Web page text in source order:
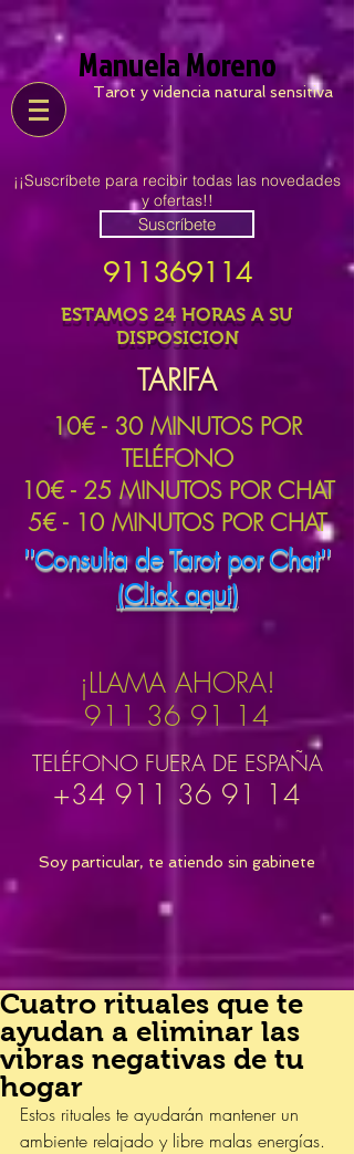
Manuela Moreno
Tarot y videncia natural sensitiva
¡¡Suscríbete para recibir todas las novedades
y ofertas!!
Suscríbete
911369114
ESTAMOS 24 HORAS A SU
DISPOSICION
TARIFA
10€ - 30 MINUTOS POR
TELÉFONO
10€ - 25 MINUTOS POR CHAT
5€ - 10 MINUTOS POR CHAT
''Consulta de Tarot por Chat''
(Click aqui)
¡LLAMA AHORA!
911 36 91 14
TELÉFONO FUERA DE ESPAÑA
+34 911 36 91 14
Soy particular, te atiendo sin gabinete
Cuatro rituales que te
ayudan a eliminar las
vibras negativas de tu
hogar
Estos rituales te ayudarán mantener un
ambiente relajado y libre malas energías.